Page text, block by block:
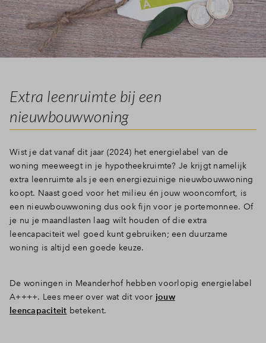
Extra leenruimte bij een
nieuwbouwwoning
Wist je dat vanaf dit jaar (2024) het energielabel van de
woning meeweegt in je hypotheekruimte? Je krijgt namelijk
extra leenruimte als je een energiezuinige nieuwbouwwoning
koopt. Naast goed voor het milieu én jouw wooncomfort, is
een nieuwbouwwoning dus ook fijn voor je portemonnee. Of
je nu je maandlasten laag wilt houden of die extra
leencapaciteit wel goed kunt gebruiken; een duurzame
woning is altijd een goede keuze.
De woningen in Meanderhof hebben voorlopig energielabel
A++++. Lees meer over wat dit voor jouw
leencapaciteit betekent.